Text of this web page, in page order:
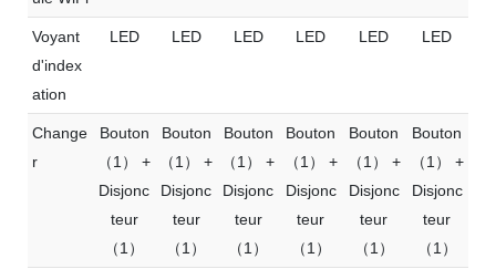
Voyant
d'index
ation
LED LED LED LED LED LED
Change
r
Bouton
（1） +
Disjonc
teur
（1）
Bouton
（1） +
Disjonc
teur
（1）
Bouton
（1） +
Disjonc
teur
（1）
Bouton
（1） +
Disjonc
teur
（1）
Bouton
（1） +
Disjonc
teur
（1）
Bouton
（1） +
Disjonc
teur
（1）